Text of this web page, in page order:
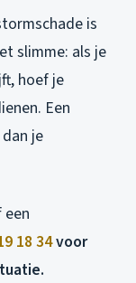
is
slimme: als je
hoef je
Een
je
18 34voor